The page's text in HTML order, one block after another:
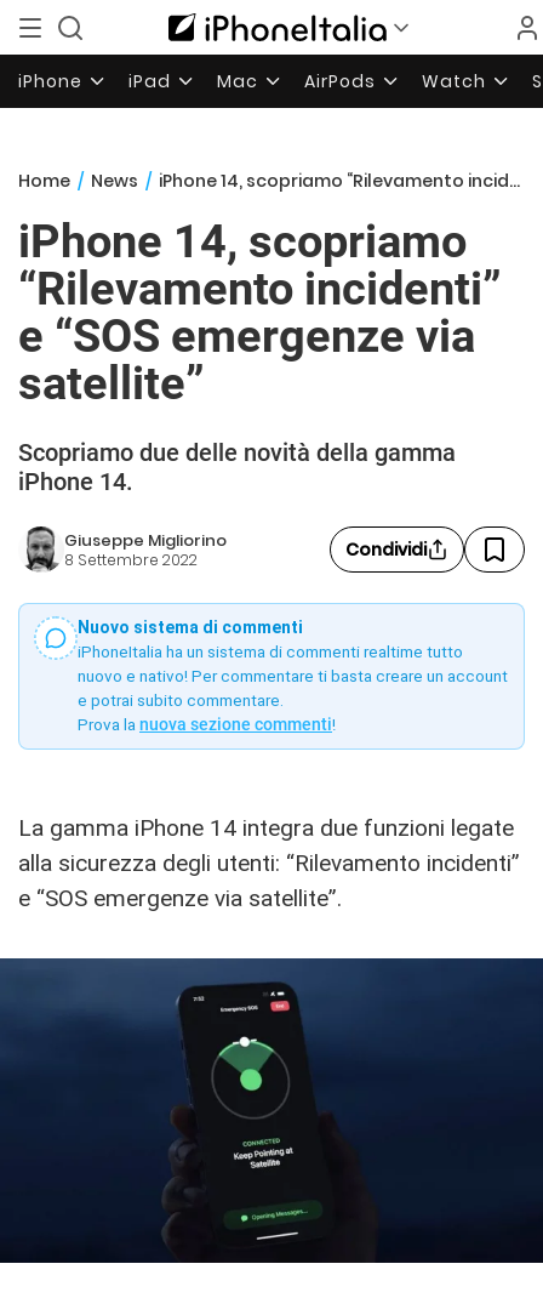
iPhone iPad Mac AirPods Watch
Home / News / iPhone 14, scopriamo “Rilevamento incidenti” e “SOS emergenze via satellite”
iPhone 14, scopriamo
“Rilevamento incidenti”
e “SOS emergenze via
satellite”
Scopriamo due delle novità della gamma
iPhone 14.
Giuseppe Migliorino
8 Settembre 2022 Condividi
Nuovo sistema di commenti
iPhoneItalia ha un sistema di commenti realtime tutto
nuovo e nativo! Per commentare ti basta creare un account
e potrai subito commentare.
Prova la nuova sezione commenti!
La gamma iPhone 14 integra due funzioni legate
alla sicurezza degli utenti: “Rilevamento incidenti”
e “SOS emergenze via satellite”.